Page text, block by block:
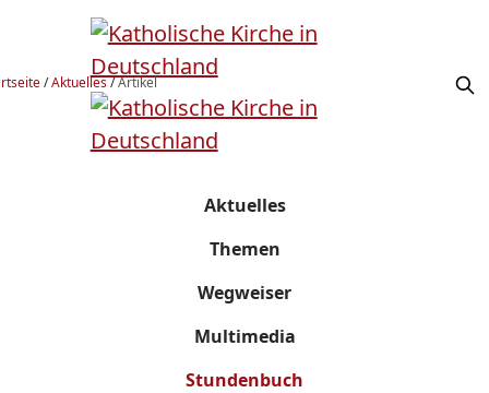
/Aktuelles/Artikel
Aktuelles
Themen
Wegweiser
Multimedia
Stundenbuch